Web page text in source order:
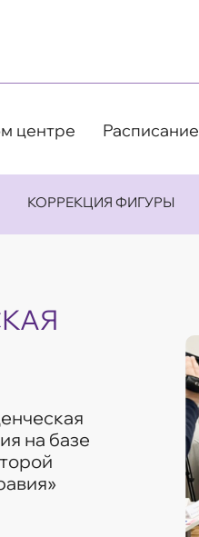
центре Расписание
КОРРЕКЦИЯ ФИГУРЫ
на базе